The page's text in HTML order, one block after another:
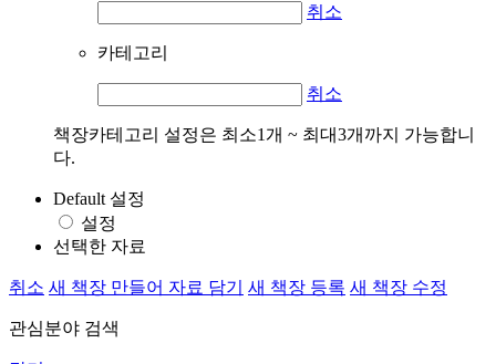
취소
카테고리
취소
책장카테고리 설정은 최소1개 ~ 최대3개까지 가능합니
다.
Default 설정
설정
선택한 자료
취소 새 책장 만들어 자료 담기 새 책장 등록 새 책장 수정
관심분야 검색